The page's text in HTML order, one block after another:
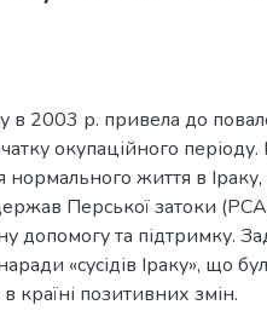
в 2003 р. привела до
окупаційного
нормального життя в
Перської затоки
допомогу та підтримку.
«сусідів Іраку», що
країні позитивних змін.